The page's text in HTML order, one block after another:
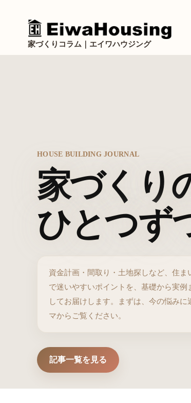
家づくりコラム｜エイワハウジング
HOUSE BUILDING JOURNAL
家づくり
ひとつず
資金計画・間取り・土地探しなど、住ま
で迷いやすいポイントを、基礎から実例
してお届けします。まずは、今の悩みに
マからご覧ください。
記事一覧を見る